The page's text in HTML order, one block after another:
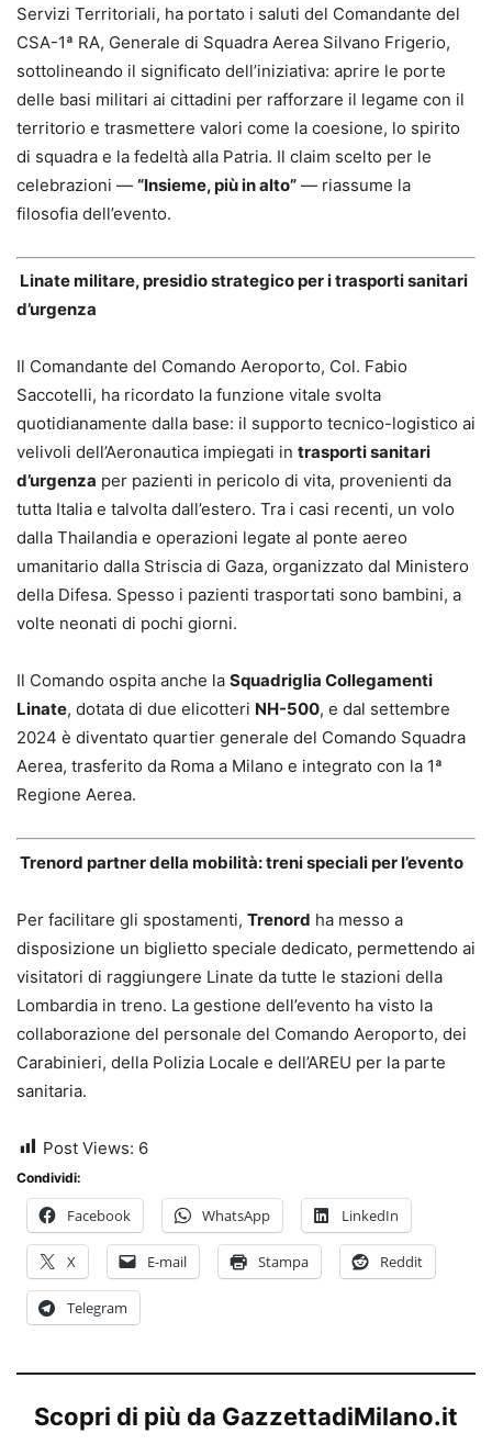
Servizi Territoriali, ha portato i saluti del Comandante del
CSA-1ª RA, Generale di Squadra Aerea Silvano Frigerio,
sottolineando il significato dell’iniziativa: aprire le porte
delle basi militari ai cittadini per rafforzare il legame con il
territorio e trasmettere valori come la coesione, lo spirito
di squadra e la fedeltà alla Patria. Il claim scelto per le
celebrazioni — “Insieme, più in alto” — riassume la
filosofia dell’evento.
Linate militare, presidio strategico per i trasporti sanitari
d’urgenza
Il Comandante del Comando Aeroporto, Col. Fabio
Saccotelli, ha ricordato la funzione vitale svolta
quotidianamente dalla base: il supporto tecnico-logistico ai
velivoli dell’Aeronautica impiegati in trasporti sanitari
d’urgenza per pazienti in pericolo di vita, provenienti da
tutta Italia e talvolta dall’estero. Tra i casi recenti, un volo
dalla Thailandia e operazioni legate al ponte aereo
umanitario dalla Striscia di Gaza, organizzato dal Ministero
della Difesa. Spesso i pazienti trasportati sono bambini, a
volte neonati di pochi giorni.
Il Comando ospita anche la Squadriglia Collegamenti
Linate, dotata di due elicotteri NH-500, e dal settembre
2024 è diventato quartier generale del Comando Squadra
Aerea, trasferito da Roma a Milano e integrato con la 1ª
Regione Aerea.
Trenord partner della mobilità: treni speciali per l’evento
Per facilitare gli spostamenti, Trenord ha messo a
disposizione un biglietto speciale dedicato, permettendo ai
visitatori di raggiungere Linate da tutte le stazioni della
Lombardia in treno. La gestione dell’evento ha visto la
collaborazione del personale del Comando Aeroporto, dei
Carabinieri, della Polizia Locale e dell’AREU per la parte
sanitaria.
Post Views: 6
Condividi:
Facebook WhatsApp LinkedIn
X E-mail Stampa Reddit
Telegram
Scopri di più da GazzettadiMilano.it